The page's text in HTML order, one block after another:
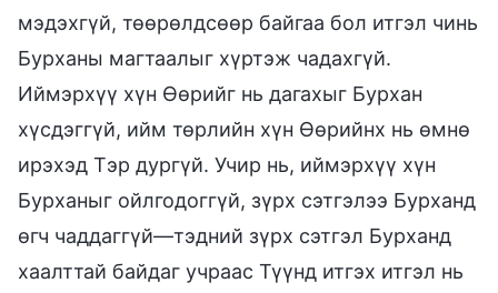
мэдэхгүй, төөрөлдсөөр байгаа бол итгэл чинь
Бурханы магтаалыг хүртэж чадахгүй.
Иймэрхүү хүн Өөрийг нь дагахыг Бурхан
хүсдэггүй, ийм төрлийн хүн Өөрийнх нь өмнө
ирэхэд Тэр дургүй. Учир нь, иймэрхүү хүн
Бурханыг ойлгодоггүй, зүрх сэтгэлээ Бурханд
өгч чаддаггүй—тэдний зүрх сэтгэл Бурханд
хаалттай байдаг учраас Түүнд итгэх итгэл нь